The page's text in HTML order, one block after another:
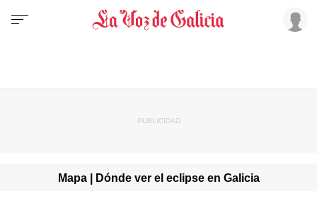
Mapa | Dónde ver el eclipse en Galicia